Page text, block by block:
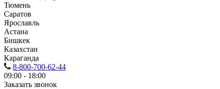
Тюмень
Саратов
Ярославль
Астана
Бишкек
Казахстан
Караганда
8-800-700-62-44
09:00 - 18:00
Заказать звонок